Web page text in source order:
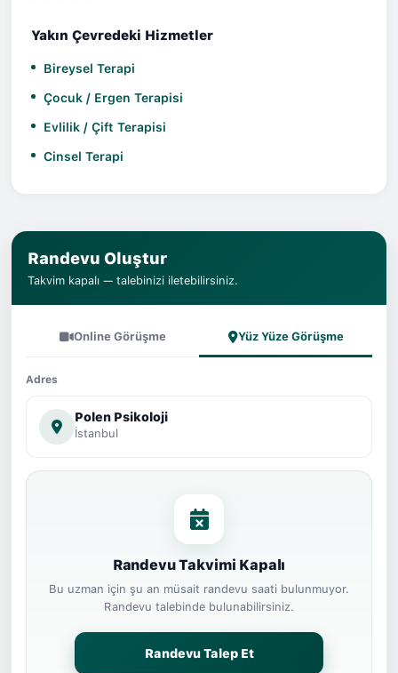
Yakın Çevredeki Hizmetler
Bireysel Terapi
Çocuk / Ergen Terapisi
Evlilik / Çift Terapisi
Cinsel Terapi
Randevu Oluştur
Takvim kapalı — talebinizi iletebilirsiniz.
Online Görüşme Yüz Yüze Görüşme
Adres
Polen Psikoloji
İstanbul
Randevu Takvimi Kapalı
Bu uzman için şu an müsait randevu saati bulunmuyor.
Randevu talebinde bulunabilirsiniz.
Randevu Talep Et